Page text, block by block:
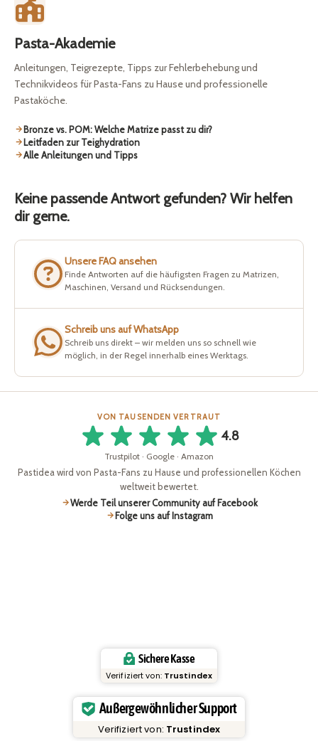
Pasta-Akademie
Anleitungen, Teigrezepte, Tipps zur Fehlerbehebung und
Technikvideos für Pasta-Fans zu Hause und professionelle
Pastaköche.
Bronze vs. POM: Welche Matrize passt zu dir?
Leitfaden zur Teighydration
Alle Anleitungen und Tipps
Keine passende Antwort gefunden? Wir helfen
dir gerne.
Unsere FAQ ansehen
Finde Antworten auf die häufigsten Fragen zu Matrizen,
Maschinen, Versand und Rücksendungen.
Schreib uns auf WhatsApp
Schreib uns direkt – wir melden uns so schnell wie
möglich, in der Regel innerhalb eines Werktags.
VON TAUSENDEN VERTRAUT
4.8
Trustpilot · Google · Amazon
Pastidea wird von Pasta-Fans zu Hause und professionellen Köchen
weltweit bewertet.
Werde Teil unserer Community auf Facebook
Folge uns auf Instagram
Sichere Kasse
Verifiziert von: Trustindex
Außergewöhnlicher Support
Verifiziert von: Trustindex